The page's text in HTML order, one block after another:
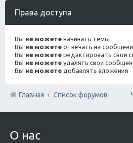
Права доступа
Вы не можете начинать темы
Вы не можете отвечать на
Вы не можете редактировать свои
Вы не можете удалять свои
Вы не можете добавлять вложения
Главная Список форумов
О нас